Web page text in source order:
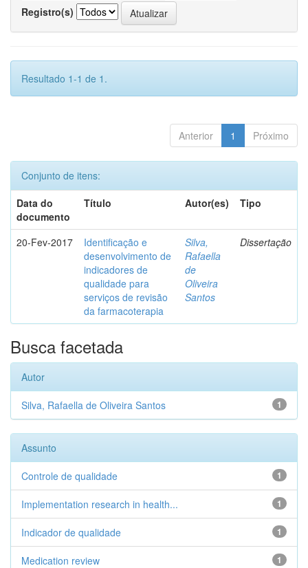
Registro(s)
Resultado 1-1 de 1.
Anterior 1 Próximo
Conjunto de itens:
Data do
documento
Título Autor(es) Tipo
20-Fev-2017
Identificação e
desenvolvimento de
indicadores de
qualidade para
serviços de revisão
da farmacoterapia
Silva,
Rafaella
de
Oliveira
Santos
Dissertação
Busca facetada
Autor
1
Silva, Rafaella de Oliveira Santos
Assunto
1
Controle de qualidade
1
Implementation research in health...
1
Indicador de qualidade
1
Medication review